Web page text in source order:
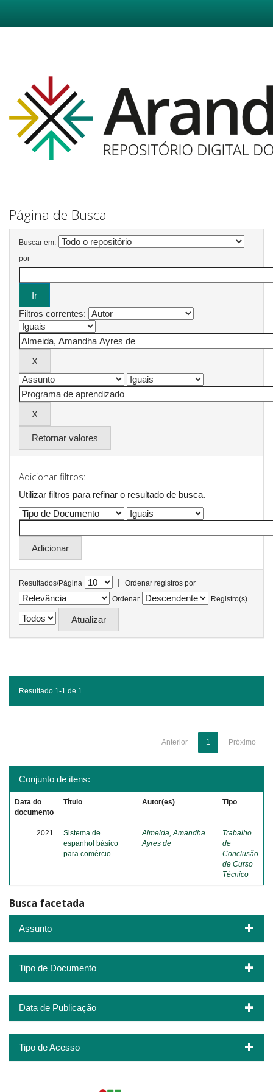
Página de Busca
Buscar em:
por
Filtros correntes:
Retornar valores
Adicionar filtros:
Utilizar filtros para refinar o resultado de busca.
Resultados/Página |
Ordenar registros por
Ordenar
Registro(s)
Resultado 1-1 de 1.
Anterior 1 Próximo
Conjunto de itens:
Data do
documento
Título Autor(es) Tipo
2021
Sistema de
espanhol básico
para comércio
Almeida, Amandha
Ayres de
Trabalho
de
Conclusão
de Curso
Técnico
Busca facetada
Assunto
Tipo de Documento
Data de Publicação
Tipo de Acesso